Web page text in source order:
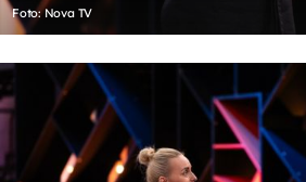
Foto: Nova TV